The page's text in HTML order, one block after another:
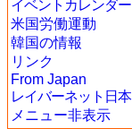
イベントカレンダー
米国労働運動
韓国の情報
リンク
From Japan
レイバーネット日本
メニュー非表示